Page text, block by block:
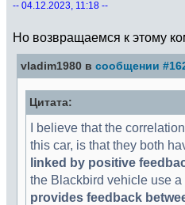
-- 04.12.2023, 11:18 --
Но возвращаемся к этому
vladim1980 в сообщении
Цитата:
I believe that the
this car, is that they both
linked by positive
the Blackbird vehicle use
provides feedback